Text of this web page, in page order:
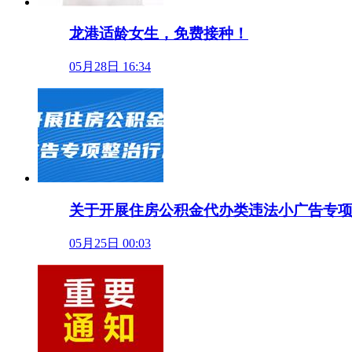
龙港适龄女生，免费接种！
05月28日 16:34
关于开展住房公积金代办类违法小广告专
05月25日 00:03